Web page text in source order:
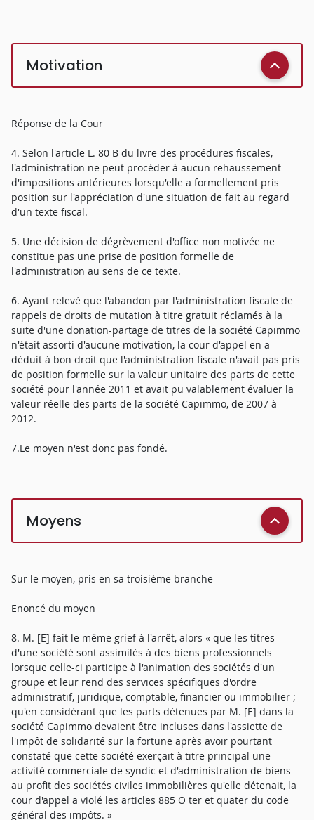
Motivation
Réponse de la Cour
4. Selon l'article L. 80 B du livre des procédures fiscales,
l'administration ne peut procéder à aucun rehaussement
d'impositions antérieures lorsqu'elle a formellement pris
position sur l'appréciation d'une situation de fait au regard
d'un texte fiscal.
5. Une décision de dégrèvement d'office non motivée ne
constitue pas une prise de position formelle de
l'administration au sens de ce texte.
6. Ayant relevé que l'abandon par l'administration fiscale de
rappels de droits de mutation à titre gratuit réclamés à la
suite d'une donation-partage de titres de la société Capimmo
n'était assorti d'aucune motivation, la cour d'appel en a
déduit à bon droit que l'administration fiscale n'avait pas pris
de position formelle sur la valeur unitaire des parts de cette
société pour l'année 2011 et avait pu valablement évaluer la
valeur réelle des parts de la société Capimmo, de 2007 à
2012.
7.Le moyen n'est donc pas fondé.
Moyens
Sur le moyen, pris en sa troisième branche
Enoncé du moyen
8. M. [E] fait le même grief à l'arrêt, alors « que les titres
d'une société sont assimilés à des biens professionnels
lorsque celle-ci participe à l'animation des sociétés d'un
groupe et leur rend des services spécifiques d'ordre
administratif, juridique, comptable, financier ou immobilier ;
qu'en considérant que les parts détenues par M. [E] dans la
société Capimmo devaient être incluses dans l'assiette de
l'impôt de solidarité sur la fortune après avoir pourtant
constaté que cette société exerçait à titre principal une
activité commerciale de syndic et d'administration de biens
au profit des sociétés civiles immobilières qu'elle détenait, la
cour d'appel a violé les articles 885 O ter et quater du code
général des impôts. »